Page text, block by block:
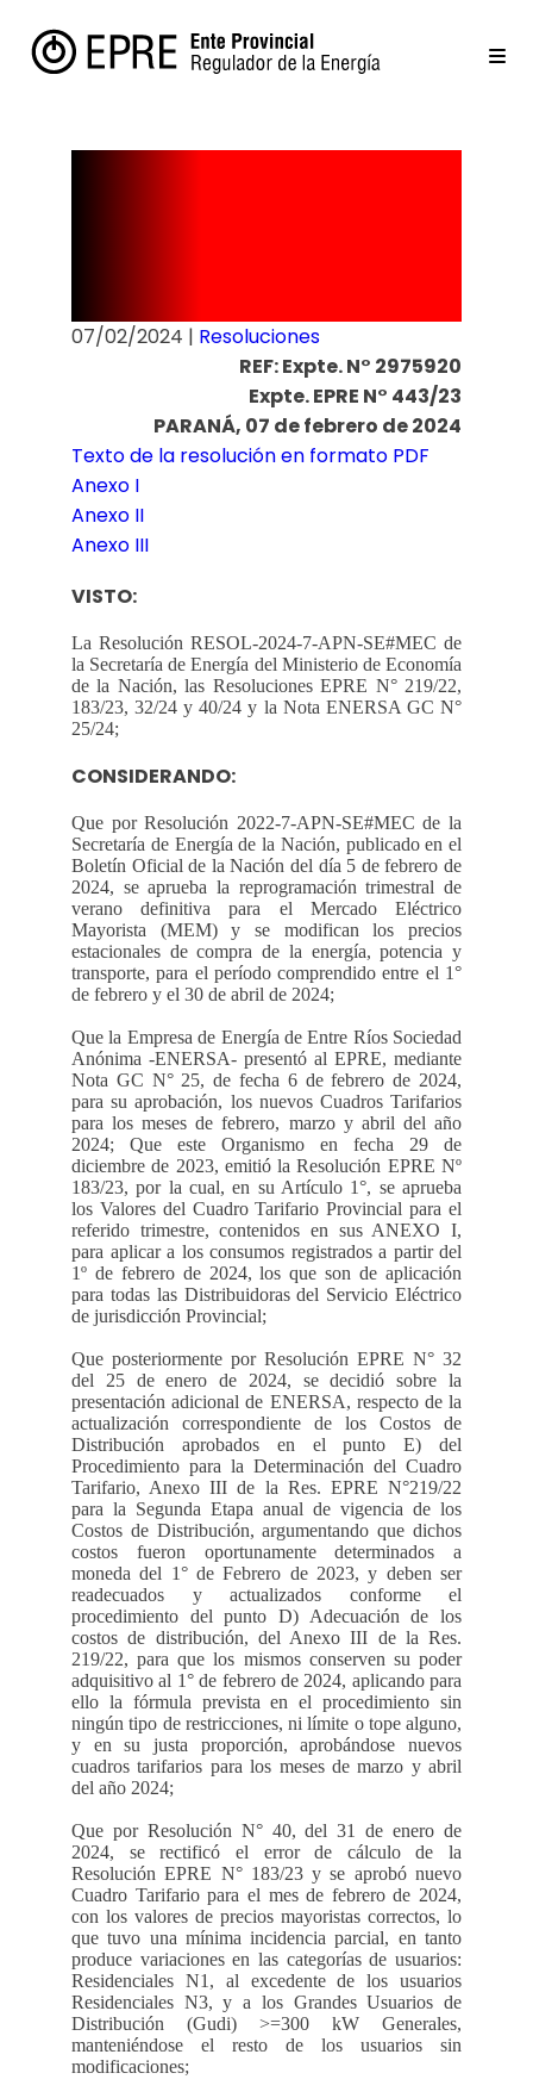
07/02/2024 | Resoluciones
REF: Expte. N° 2975920
Expte. EPRE N° 443/23
PARANÁ, 07 de febrero de 2024
Texto de la resolución en formato PDF
Anexo I
Anexo II
Anexo III
VISTO:
La Resolución RESOL-2024-7-APN-SE#MEC de
la Secretaría de Energía del Ministerio de Economía
de la Nación, las Resoluciones EPRE N° 219/22,
183/23, 32/24 y 40/24 y la Nota ENERSA GC N°
25/24;
CONSIDERANDO:
Que por Resolución 2022-7-APN-SE#MEC de la
Secretaría de Energía de la Nación, publicado en el
Boletín Oficial de la Nación del día 5 de febrero de
2024, se aprueba la reprogramación trimestral de
verano definitiva para el Mercado Eléctrico
Mayorista (MEM) y se modifican los precios
estacionales de compra de la energía, potencia y
transporte, para el período comprendido entre el 1°
de febrero y el 30 de abril de 2024;
Que la Empresa de Energía de Entre Ríos Sociedad
Anónima -ENERSA- presentó al EPRE, mediante
Nota GC N° 25, de fecha 6 de febrero de 2024,
para su aprobación, los nuevos Cuadros Tarifarios
para los meses de febrero, marzo y abril del año
2024; Que este Organismo en fecha 29 de
diciembre de 2023, emitió la Resolución EPRE Nº
183/23, por la cual, en su Artículo 1°, se aprueba
los Valores del Cuadro Tarifario Provincial para el
referido trimestre, contenidos en sus ANEXO I,
para aplicar a los consumos registrados a partir del
1º de febrero de 2024, los que son de aplicación
para todas las Distribuidoras del Servicio Eléctrico
de jurisdicción Provincial;
Que posteriormente por Resolución EPRE N° 32
del 25 de enero de 2024, se decidió sobre la
presentación adicional de ENERSA, respecto de la
actualización correspondiente de los Costos de
Distribución aprobados en el punto E) del
Procedimiento para la Determinación del Cuadro
Tarifario, Anexo III de la Res. EPRE N°219/22
para la Segunda Etapa anual de vigencia de los
Costos de Distribución, argumentando que dichos
costos fueron oportunamente determinados a
moneda del 1° de Febrero de 2023, y deben ser
readecuados y actualizados conforme el
procedimiento del punto D) Adecuación de los
costos de distribución, del Anexo III de la Res.
219/22, para que los mismos conserven su poder
adquisitivo al 1° de febrero de 2024, aplicando para
ello la fórmula prevista en el procedimiento sin
ningún tipo de restricciones, ni límite o tope alguno,
y en su justa proporción, aprobándose nuevos
cuadros tarifarios para los meses de marzo y abril
del año 2024;
Que por Resolución N° 40, del 31 de enero de
2024, se rectificó el error de cálculo de la
Resolución EPRE N° 183/23 y se aprobó nuevo
Cuadro Tarifario para el mes de febrero de 2024,
con los valores de precios mayoristas correctos, lo
que tuvo una mínima incidencia parcial, en tanto
produce variaciones en las categorías de usuarios:
Residenciales N1, al excedente de los usuarios
Residenciales N3, y a los Grandes Usuarios de
Distribución (Gudi) >=300 kW Generales,
manteniéndose el resto de los usuarios sin
modificaciones;